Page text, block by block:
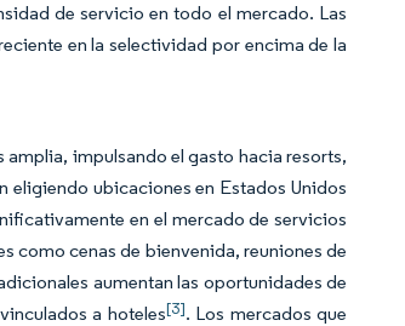
de servicio en todo el mercado. Las
en la selectividad por encima de la
impulsando el gasto hacia resorts,
eligiendo ubicaciones en Estados Unidos
en el mercado de servicios
como cenas de bienvenida, reuniones de
aumentan las oportunidades de
a hoteles[3]. Los mercados que